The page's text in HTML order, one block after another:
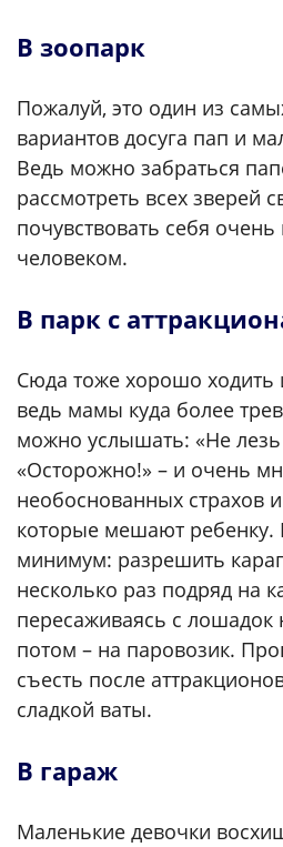
В зоопарк
Пожалуй, это один из
вариантов досуга пап и
Ведь можно забраться
рассмотреть всех зверей
почувствовать себя
человеком.
В парк с
Сюда тоже хорошо ходить
ведь мамы куда более
можно услышать: «Не лезь
«Осторожно!» – и очень
необоснованных страхов
которые мешают ребенку.
минимум: разрешить
несколько раз подряд на
пересаживаясь с лошадок
потом – на паровозик.
съесть после
сладкой ваты.
В гараж
Маленькие девочки